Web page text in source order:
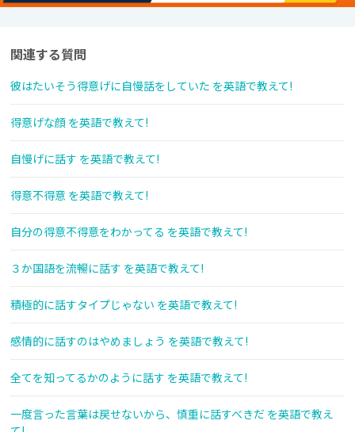
関連する質問
彼はたいそう得意げに自慢話をしていた を英語で教えて!
得意げな顔 を英語で教えて!
自慢げに話す を英語で教えて!
得意不得意 を英語で教えて!
自分の得意不得意をわかってる を英語で教えて!
３か国語を流暢に話す を英語で教えて!
積極的に話すタイプじゃない を英語で教えて!
感情的に話すのはやめましょう を英語で教えて!
全てを知ってるかのように話す を英語で教えて!
一度言った言葉は戻せないから、慎重に話すべきだ を英語で教え